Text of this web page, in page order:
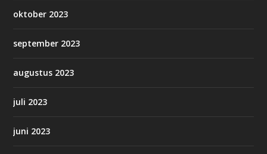
oktober 2023
september 2023
augustus 2023
juli 2023
juni 2023